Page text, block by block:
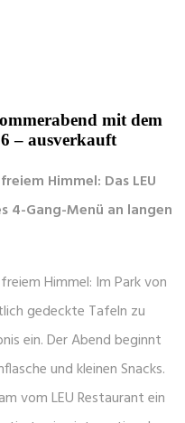
mit dem
– ausverkauft
Himmel: Das LEU
4-Gang-Menü an langen
Himmel: Im Park von
gedeckte Tafeln zu
ein. Der Abend beginnt
und kleinen Snacks.
vom LEU Restaurant ein